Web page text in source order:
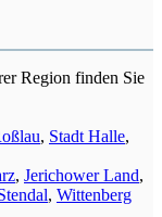
Region finden Sie
, Stadt Halle,
, Jerichower Land,
, Wittenberg